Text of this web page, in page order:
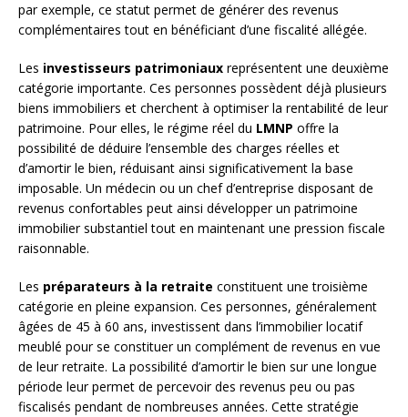
par exemple, ce statut permet de générer des revenus
complémentaires tout en bénéficiant d’une fiscalité allégée.
Les investisseurs patrimoniaux représentent une deuxième
catégorie importante. Ces personnes possèdent déjà plusieurs
biens immobiliers et cherchent à optimiser la rentabilité de leur
patrimoine. Pour elles, le régime réel du LMNP offre la
possibilité de déduire l’ensemble des charges réelles et
d’amortir le bien, réduisant ainsi significativement la base
imposable. Un médecin ou un chef d’entreprise disposant de
revenus confortables peut ainsi développer un patrimoine
immobilier substantiel tout en maintenant une pression fiscale
raisonnable.
Les préparateurs à la retraite constituent une troisième
catégorie en pleine expansion. Ces personnes, généralement
âgées de 45 à 60 ans, investissent dans l’immobilier locatif
meublé pour se constituer un complément de revenus en vue
de leur retraite. La possibilité d’amortir le bien sur une longue
période leur permet de percevoir des revenus peu ou pas
fiscalisés pendant de nombreuses années. Cette stratégie